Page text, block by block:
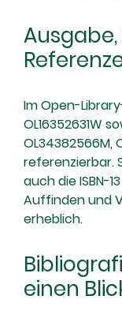
Im Open-
OL16352631W
OL34382566M,
referenzierbar.
auch die ISBN-
Auffinden und
erheblich.
einen